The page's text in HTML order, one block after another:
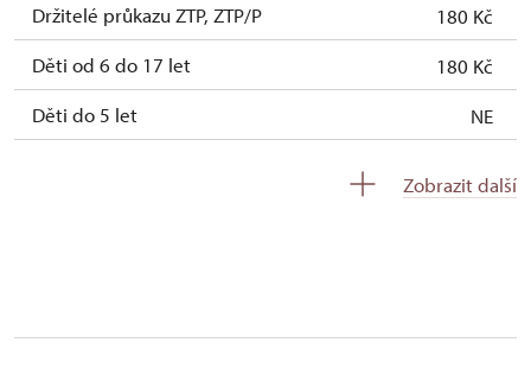
Držitelé průkazu ZTP, ZTP/P
180 Kč
Děti od 6 do 17 let
180 Kč
Děti do 5 let
NE
Průvodce organizované skupiny (1 osoba
zdarma
Zobrazit další